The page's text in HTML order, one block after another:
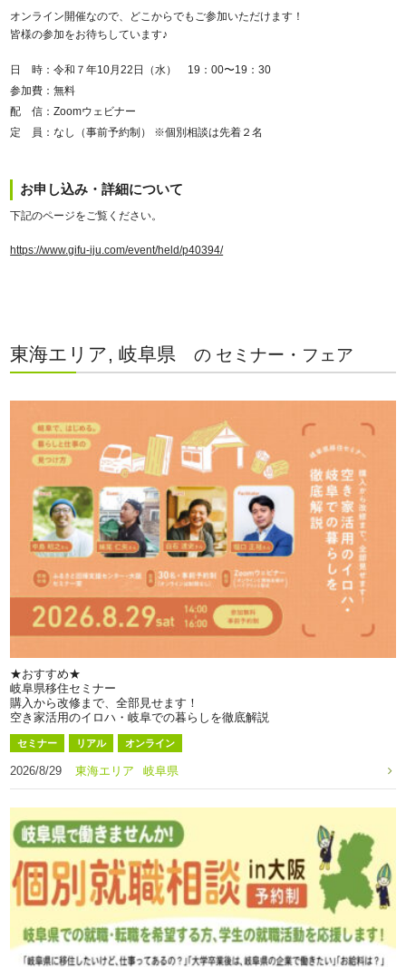
オンライン開催なので、どこからでもご参加いただけます！
皆様の参加をお待ちしています♪
日 時：令和７年10月22日（水） 19：00〜19：30
参加費：無料
配 信：Zoomウェビナー
定 員：なし（事前予約制） ※個別相談は先着２名
お申し込み・詳細について
下記のページをご覧ください。
https://www.gifu-iju.com/event/held/p40394/
東海エリア, 岐阜県 の セミナー・フェア
★おすすめ★
岐阜県移住セミナー
購入から改修まで、全部見せます！
空き家活用のイロハ・岐阜での暮らしを徹底解説
セミナー リアル オンライン
2026/8/29 東海エリア 岐阜県